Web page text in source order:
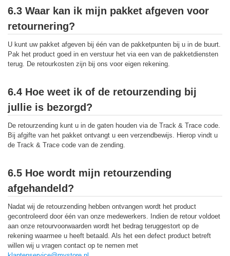
6.3 Waar kan ik mijn pakket afgeven voor
retournering?
U kunt uw pakket afgeven bij één van de pakketpunten bij u in de buurt.
Pak het product goed in en verstuur het via een van de pakketdiensten
terug. De retourkosten zijn bij ons voor eigen rekening.
6.4 Hoe weet ik of de retourzending bij
jullie is bezorgd?
De retourzending kunt u in de gaten houden via de Track & Trace code.
Bij afgifte van het pakket ontvangt u een verzendbewijs. Hierop vindt u
de Track & Trace code van de zending.
6.5 Hoe wordt mijn retourzending
afgehandeld?
Nadat wij de retourzending hebben ontvangen wordt het product
gecontroleerd door één van onze medewerkers. Indien de retour voldoet
aan onze retourvoorwaarden wordt het bedrag teruggestort op de
rekening waarmee u heeft betaald. Als het een defect product betreft
willen wij u vragen contact op te nemen met